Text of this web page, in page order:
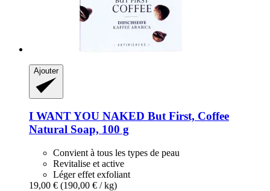
Ajouter
I WANT YOU NAKED But First, Coffee
Natural Soap, 100 g
Convient à tous les types de peau
Revitalise et active
Léger effet exfoliant
19,00 € (190,00 € / kg)